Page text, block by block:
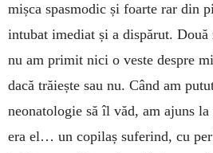
mișca spas­modic și foarte rar din
intubat imediat și a dispărut.
nu am primit nici o veste despre
dacă trăiește sau nu. Când am
neo­natologie să îl văd, am ajuns
era el… un co­pilaș suferind, cu